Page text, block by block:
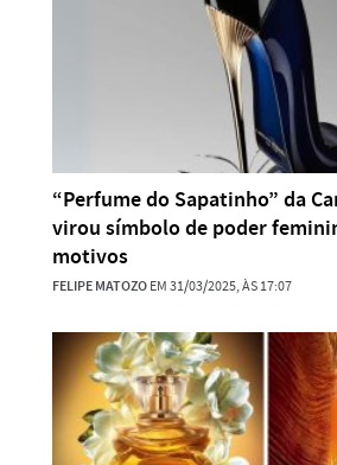
“Perfume do Sapatinho” da
virou símbolo de poder
motivos
FELIPE MATOZOEM 31/03/2025, ÀS 17:07